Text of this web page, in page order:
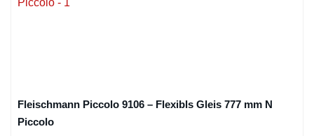
Fleischmann Piccolo 9106 – Flexibls Gleis 777 mm N
Piccolo